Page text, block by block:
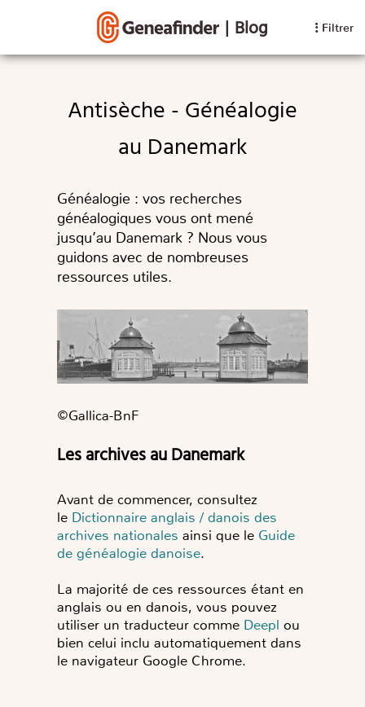
| Blog Filtrer
Antisèche - Généalogie
au Danemark
Généalogie : vos recherches
généalogiques vous ont mené
jusqu’au Danemark ? Nous vous
guidons avec de nombreuses
ressources utiles.
©️Gallica-BnF
Les archives au Danemark
Avant de commencer, consultez
le Dictionnaire anglais / danois des
archives nationales ainsi que le Guide
de généalogie danoise.
La majorité de ces ressources étant en
anglais ou en danois, vous pouvez
utiliser un traducteur comme Deepl ou
bien celui inclu automatiquement dans
le navigateur Google Chrome.